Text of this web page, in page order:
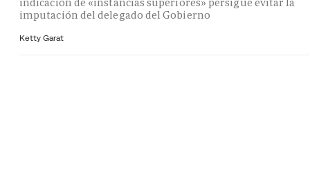
imputación del delegado del Gobierno
Ketty Garat